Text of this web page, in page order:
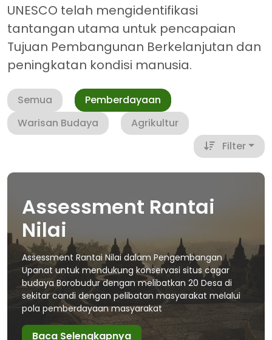
UNESCO telah mengidentifikasi
tantangan utama untuk pencapaian
Tujuan Pembangunan Berkelanjutan dan
peningkatan kondisi manusia.
Semua
Pemberdayaan
Warisan Budaya
Agrikultur
Filter
Assessment Rantai
Nilai
Assessment Rantai Nilai dalam Pengembangan
Upanat untuk mendukung konservasi situs cagar
budaya Borobudur dengan melibatkan 20 Desa di
sekitar candi dengan pelibatan masyarakat melalui
pola pemberdayaan masyarakat
Baca Selengkapnya